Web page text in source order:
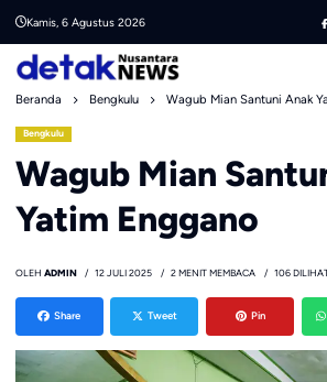
content
Kamis, 6 Agustus 2026
Beranda Bengkulu Wagub Mian Santuni Anak
Bengkulu
Wagub Mian
Yatim Enggano
OLEH ADMIN 12 JULI 2025 2 MENIT MEMBACA 106
Share Tweet Pin